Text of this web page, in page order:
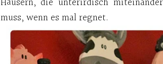
muss, wenn es mal regnet.